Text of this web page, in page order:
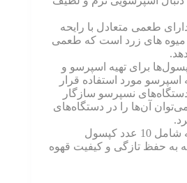
طعمی متعادل با رایحه
میوه های زرد است که طعمی
برای تهیه اسپرسو و
اسپرسو مورد استفاده قرار
نسپرسو سازگار
آن‌ها را در دستگاه‌های
هر بسته شامل 10 عدد کپسول
به حفظ تازگی و کیفیت قهوه